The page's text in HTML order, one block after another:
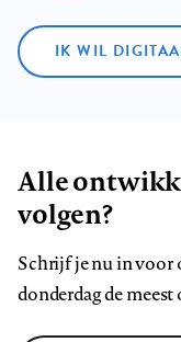
IK WIL
Alle
volgen?
Schrijf je nu in voor
donderdag de